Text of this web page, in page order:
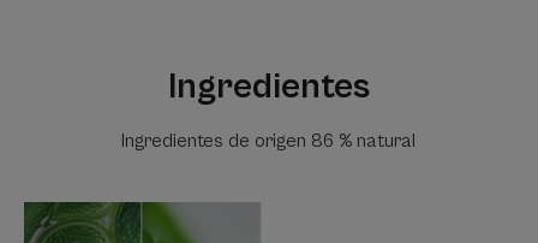
Ingredientes
Ingredientes de origen 86 % natural